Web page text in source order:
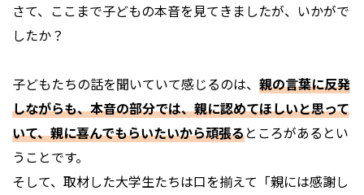
さて、ここまで子どもの本音を見てきましたが、いかがで
したか？
子どもたちの話を聞いていて感じるのは、 親の言葉に反発
しながらも、本音の部分では、親に認めてほしいと思って
いて、親に喜んでもらいたいから頑張るところがあるとい
うことです。
そして、取材した大学生たちは口を揃えて「親には感謝し